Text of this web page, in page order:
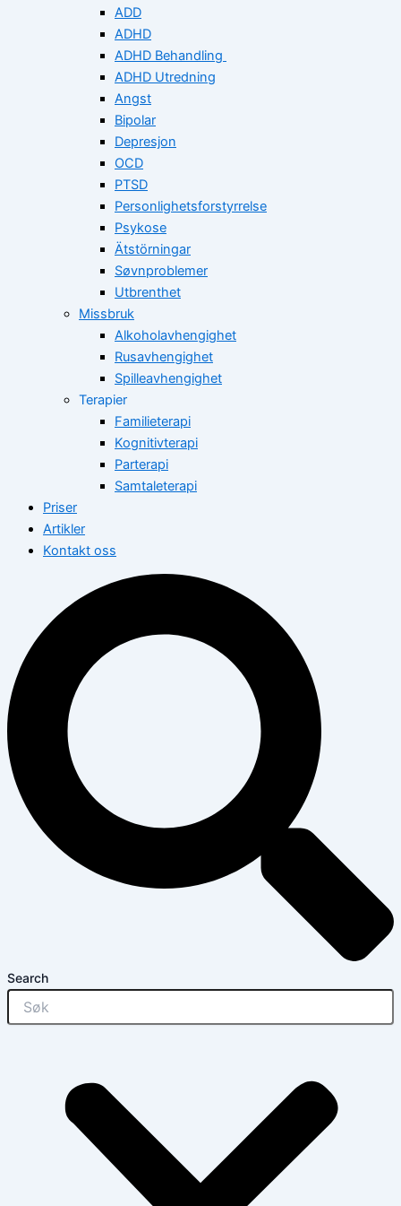
ADD
ADHD
ADHD Behandling
ADHD Utredning
Angst
Bipolar
Depresjon
OCD
PTSD
Personlighetsforstyrrelse
Psykose
Ätstörningar
Søvnproblemer
Utbrenthet
Missbruk
Alkoholavhengighet
Rusavhengighet
Spilleavhengighet
Terapier
Familieterapi
Kognitivterapi
Parterapi
Samtaleterapi
Priser
Artikler
Kontakt oss
Search